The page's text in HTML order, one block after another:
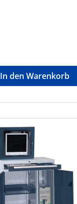
In den Warenkorb